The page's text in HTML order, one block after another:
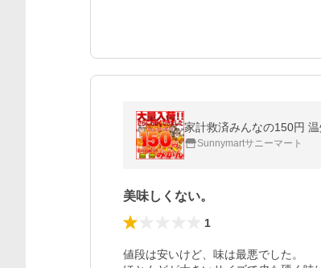
家計救済みんなの150円
Sunnymartサニーマート
美味しくない。
1
値段は安いけど、味は最悪でした。